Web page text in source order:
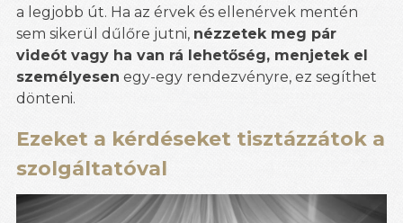
a legjobb út. Ha az érvek és ellenérvek mentén
sem sikerül dűlőre jutni, nézzetek meg pár
videót vagy ha van rá lehetőség, menjetek el
személyesen egy-egy rendezvényre, ez segíthet
dönteni.
Ezeket a kérdéseket tisztázzátok a
szolgáltatóval